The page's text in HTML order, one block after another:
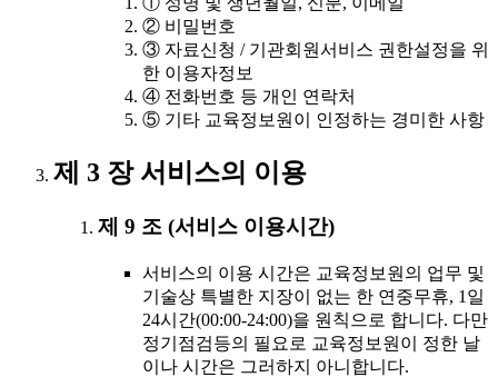
② 비밀번호
③ 자료신청 / 기관회원서비스 권한설정을 위
한 이용자정보
④ 전화번호 등 개인 연락처
⑤ 기타 교육정보원이 인정하는 경미한 사항
제 3 장 서비스의 이용
제 9 조 (서비스 이용시간)
서비스의 이용 시간은 교육정보원의 업무 및
기술상 특별한 지장이 없는 한 연중무휴, 1일
24시간(00:00-24:00)을 원칙으로 합니다. 다만
정기점검등의 필요로 교육정보원이 정한 날
이나 시간은 그러하지 아니합니다.